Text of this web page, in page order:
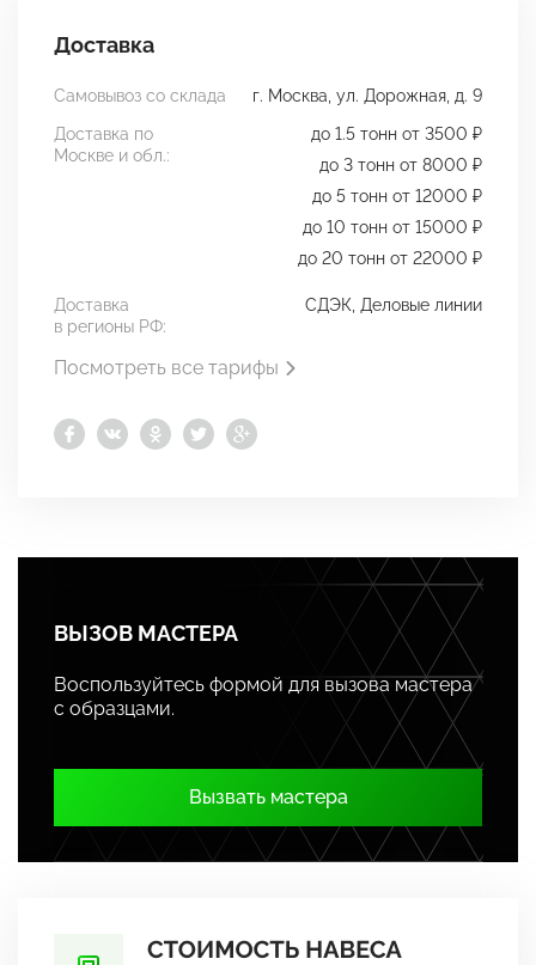
Доставка
Самовывоз со склада
г. Москва, ул. Дорожная, д. 9
Доставка по
Москве и обл.:
до 1.5 тонн от 3500 ₽
до 3 тонн от 8000 ₽
до 5 тонн от 12000 ₽
до 10 тонн от 15000 ₽
до 20 тонн от 22000 ₽
Доставка
в регионы РФ:
СДЭК, Деловые линии
Посмотреть все тарифы
ВЫЗОВ МАСТЕРА
Воспользуйтесь формой для вызова мастера
с образцами.
Вызвать мастера